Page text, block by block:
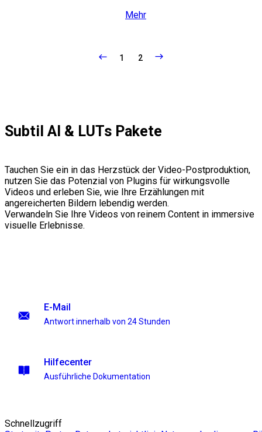
Mehr
1 2
Subtil AI & LUTs Pakete
Tauchen Sie ein in das Herzstück der Video-Postproduktion,
nutzen Sie das Potenzial von Plugins für wirkungsvolle
Videos und erleben Sie, wie Ihre Erzählungen mit
angereicherten Bildern lebendig werden.
Verwandeln Sie Ihre Videos von reinem Content in immersive
visuelle Erlebnisse.
E-Mail
Antwort innerhalb von 24 Stunden
Hilfecenter
Ausführliche Dokumentation
Schnellzugriff